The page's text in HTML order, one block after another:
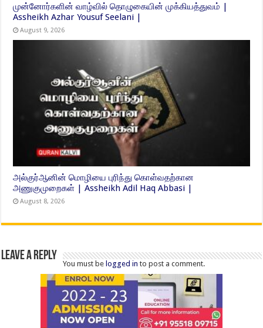
முன்னோர்களின் வாழ்வில் தொழுகையின் முக்கியத்துவம் |
Assheikh Azhar Yousuf Seelani |
August 9, 2026
அல்குர்ஆனின் மொழியை புரிந்து கொள்வதற்கான
அணுகுமுறைகள் | Assheikh Adil Haq Abbasi |
August 8, 2026
Leave a Reply
You must belogged in to post a comment.